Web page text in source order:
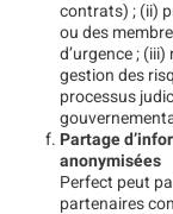
contrats) ; (ii)
ou des
d’urgence ;
gestion des
processus
Partage
anonymisées
Perfect peut
partenaires